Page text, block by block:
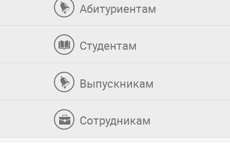
Абитуриентам
Студентам
Выпускникам
Сотрудникам